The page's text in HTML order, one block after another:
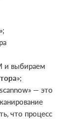
»;
и выбираем
»;
— это
что процесс